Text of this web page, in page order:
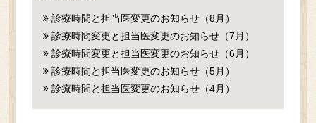
診療時間と担当医変更のお知らせ（8月）
診療時間変更と担当医変更のお知らせ（7月）
診療時間変更と担当医変更のお知らせ（6月）
診療時間と担当医変更のお知らせ（5月）
診療時間と担当医変更のお知らせ（4月）